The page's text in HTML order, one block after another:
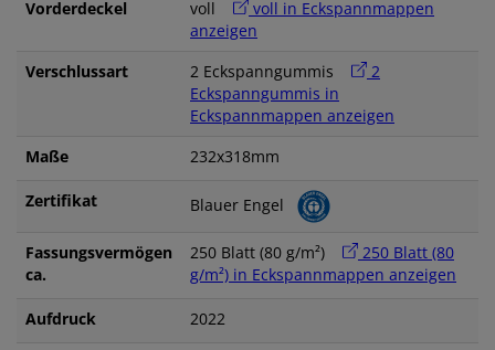
Vorderdeckel
voll
voll in Eckspannmappen
anzeigen
Verschlussart
2 Eckspanngummis
2
Eckspanngummis in
Eckspannmappen anzeigen
Maße
232x318mm
Zertifikat Blauer Engel
Fassungsvermögen
ca.
250 Blatt (80 g/m²)
250 Blatt (80
g/m²) in Eckspannmappen anzeigen
Aufdruck 2022